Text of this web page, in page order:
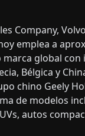
Company,
emplea a
marca global con
Bélgica y
chino Geely
de modelos
autos